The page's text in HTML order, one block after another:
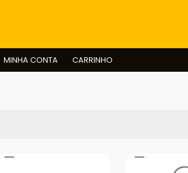
MINHA CONTA CARRINHO